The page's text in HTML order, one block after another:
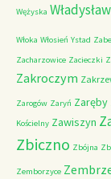
Wężyska
Włoka Włosień Ystad
Zacharzowice Zacieczki
Zakroczym
Zarogów Zaryń Zaręby
Kościelny Zawiszyn
Zbiczno Zbójna
Zemborzyce